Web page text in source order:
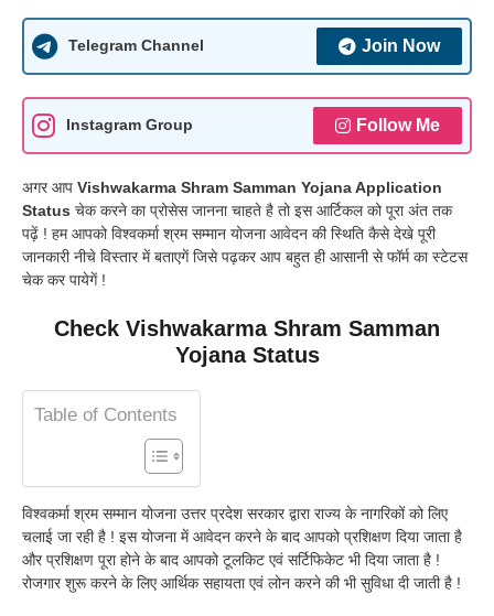
Telegram Channel Join Now
Instagram Group Follow Me
अगर आप Vishwakarma Shram Samman Yojana Application
Status चेक करने का प्रोसेस जानना चाहते है तो इस आर्टिकल को पूरा अंत तक
पढ़ें ! हम आपको विश्वकर्मा श्रम सम्मान योजना आवेदन की स्थिति कैसे देखे पूरी
जानकारी नीचे विस्तार में बताएगें जिसे पढ़कर आप बहुत ही आसानी से फॉर्म का स्टेटस
चेक कर पायेगें !
Check Vishwakarma Shram Samman
Yojana Status
Table of Contents
विश्वकर्मा श्रम सम्मान योजना उत्तर प्रदेश सरकार द्वारा राज्य के नागरिकों को लिए
चलाई जा रही है ! इस योजना में आवेदन करने के बाद आपको प्रशिक्षण दिया जाता है
और प्रशिक्षण पूरा होने के बाद आपको टूलकिट एवं सर्टिफिकेट भी दिया जाता है !
रोजगार शुरू करने के लिए आर्थिक सहायता एवं लोन करने की भी सुविधा दी जाती है !